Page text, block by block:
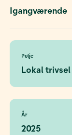
Igangværende
Pulje
Lokal trivsel
År
2025